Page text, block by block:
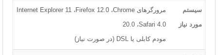
سیستم
مورد نیاز
مرورگرهای Internet Explorer 11 ،Firefox 12.0 ،Chrome
20.0 ،Safari 4.0
مودم کابلی یا DSL (در صورت نیاز)